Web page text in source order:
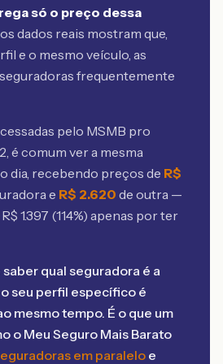
só o preço dessa
dados reais mostram que,
e o mesmo veículo, as
frequentemente
pelo MSMB pro
, é comum ver a mesma
dia, recebendo preços de R$
e R$ 2.620 de outra —
1.397 (114%) apenas por ter
qual seguradora é a
seu perfil específico é
mesmo tempo. É o que um
o Meu Seguro Mais Barato
em paralelo e